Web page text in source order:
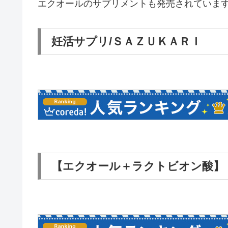
エクオールのサプリメントも発売されていま
妊活サプリ/ＳＡＺＵＫＡＲＩ
【エクオール＋ラクトビオン酸】